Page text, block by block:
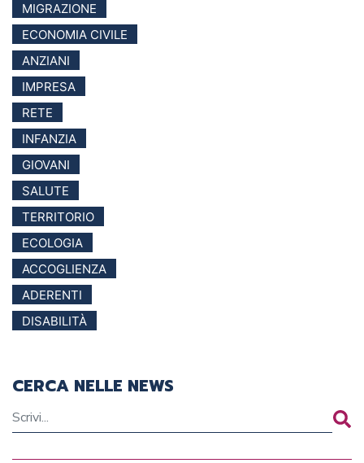
MIGRAZIONE
ECONOMIA CIVILE
ANZIANI
IMPRESA
RETE
INFANZIA
GIOVANI
SALUTE
TERRITORIO
ECOLOGIA
ACCOGLIENZA
ADERENTI
DISABILITÀ
CERCA NELLE NEWS